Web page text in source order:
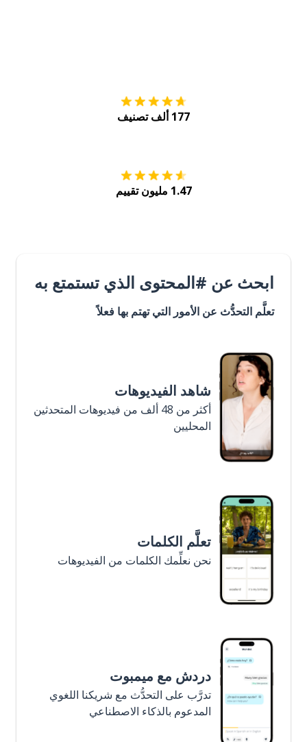
177 ألف تصنيف
1.47 مليون تقييم
ابحث عن #المحتوى الذي تستمتع به
تعلَّم التحدُّث عن الأمور التي تهتم بها فعلاً
شاهد الفيديوهات
أكثر من 48 ألف من فيديوهات المتحدثين
المحليين
تعلَّم الكلمات
نحن نعلِّمك الكلمات من الفيديوهات
دردش مع ميمبوت
تدرَّب على التحدُّث مع شريكنا اللغوي
المدعوم بالذكاء الاصطناعي